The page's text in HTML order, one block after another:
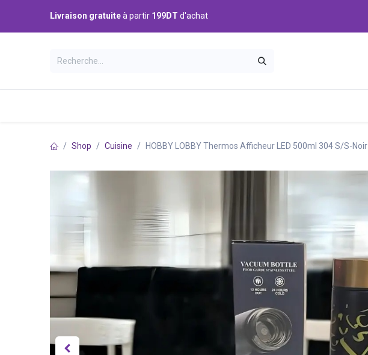
Livraison gratuiteà partir 199DT d'achat
Shop Cuisine HOBBY LOBBY Thermos Afficheur LED 500ml 304 S/S-Noir